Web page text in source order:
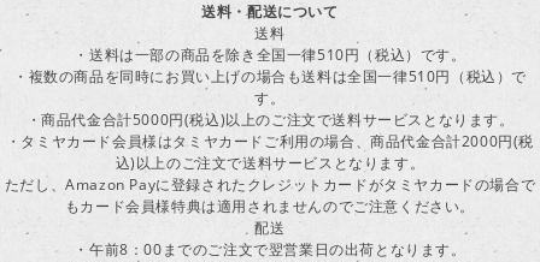
送料・配送について
送料
・送料は一部の商品を除き全国一律510円（税込）です。
・複数の商品を同時にお買い上げの場合も送料は全国一律510円（税込）で
す。
・商品代金合計5000円(税込)以上のご注文で送料サービスとなります。
・タミヤカード会員様はタミヤカードご利用の場合、商品代金合計2000円(税
込)以上のご注文で送料サービスとなります。
ただし、Amazon Payに登録されたクレジットカードがタミヤカードの場合で
もカード会員様特典は適用されませんのでご注意ください。
配送
・午前8：00までのご注文で翌営業日の出荷となります。